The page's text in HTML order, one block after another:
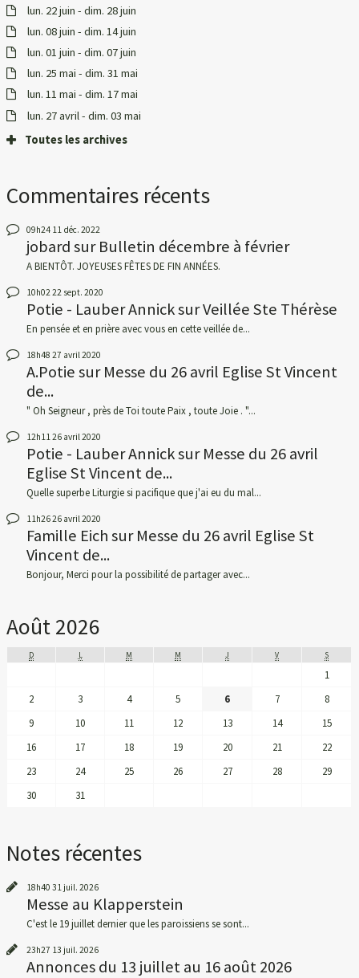
lun. 22 juin - dim. 28 juin
lun. 08 juin - dim. 14 juin
lun. 01 juin - dim. 07 juin
lun. 25 mai - dim. 31 mai
lun. 11 mai - dim. 17 mai
lun. 27 avril - dim. 03 mai
Toutes les archives
Commentaires récents
09h24 11 déc. 2022
jobardsurBulletin décembre à février
A BIENTÔT. JOYEUSES FÊTES DE FIN ANNÉES.
10h0222 sept. 2020
Potie - Lauber AnnicksurVeillée Ste Thérèse
En pensée et en prière avec vous en cette veillée de...
18h48 27 avril 2020
A.PotiesurMesse du 26 avril Eglise St Vincent
de...
" Oh Seigneur , près de Toi toute Paix , toute Joie . "...
12h1126 avril 2020
Potie - Lauber AnnicksurMesse du 26 avril
Eglise St Vincent de...
Quelle superbe Liturgie si pacifique que j'ai eu du mal...
11h2626 avril 2020
Famille EichsurMesse du 26 avril Eglise St
Vincent de...
Bonjour, Merci pour la possibilité de partager avec...
Août 2026
D L M M J V S
1
2
3 4 5 6 7
8
9
10 11 12 13 14
15
16
17 18 19 20 21
22
23
24 25 26 27 28
29
30
31
Notes récentes
18h40 31 juil. 2026
Messe au Klapperstein
C'est le 19 juillet dernier que les paroissiens se sont...
23h27 13 juil. 2026
Annonces du 13 juillet au 16 août 2026